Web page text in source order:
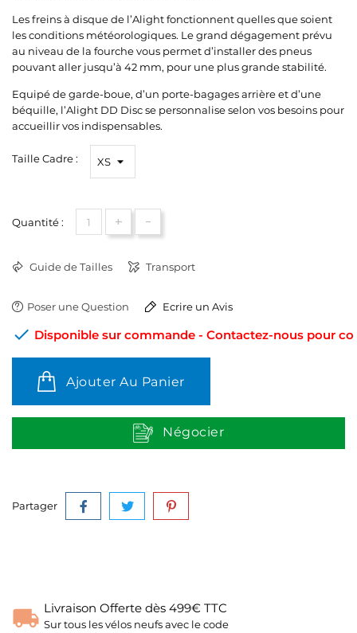
Les freins à disque de l’Alight fonctionnent quelles que soient
les conditions météorologiques. Le grand dégagement prévu
au niveau de la fourche vous permet d’installer des pneus
pouvant aller jusqu’à 42 mm, pour une plus grande stabilité.
Equipé de garde-boue, d’un porte-bagages arrière et d’une
béquille, l’Alight DD Disc se personnalise selon vos besoins pour
accueillir vos indispensables.
Taille Cadre :
Quantité : + -
Guide de Tailles Transport
Poser une Question Ecrire un Avis
 Disponible sur commande - Contactez-nous pour
Ajouter Au Panier
Négocier
Partager
Livraison Offerte dès 499€ TTC
Sur tous les vélos neufs avec le code